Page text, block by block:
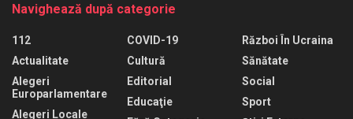
Navighează după categorie
112
Actualitate
Alegeri
Europarlamentare
Alegeri Locale
COVID-19
Cultură
Editorial
Educaţie
Război În Ucraina
Sănătate
Social
Sport